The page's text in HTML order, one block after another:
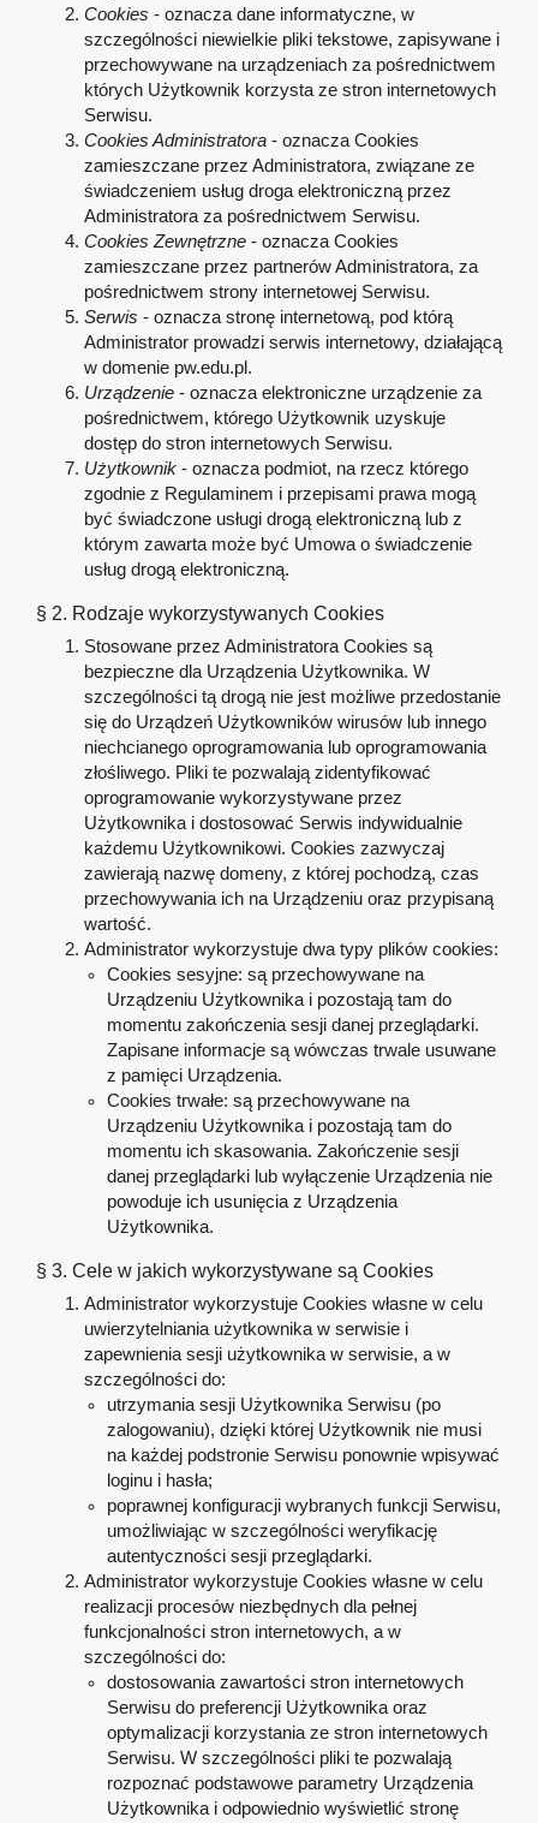
Cookies - oznacza dane informatyczne, w
szczególności niewielkie pliki tekstowe, zapisywane i
przechowywane na urządzeniach za pośrednictwem
których Użytkownik korzysta ze stron internetowych
Serwisu.
Cookies Administratora - oznacza Cookies
zamieszczane przez Administratora, związane ze
świadczeniem usług droga elektroniczną przez
Administratora za pośrednictwem Serwisu.
Cookies Zewnętrzne - oznacza Cookies
zamieszczane przez partnerów Administratora, za
pośrednictwem strony internetowej Serwisu.
Serwis - oznacza stronę internetową, pod którą
Administrator prowadzi serwis internetowy, działającą
w domenie pw.edu.pl.
Urządzenie - oznacza elektroniczne urządzenie za
pośrednictwem, którego Użytkownik uzyskuje
dostęp do stron internetowych Serwisu.
Użytkownik - oznacza podmiot, na rzecz którego
zgodnie z Regulaminem i przepisami prawa mogą
być świadczone usługi drogą elektroniczną lub z
którym zawarta może być Umowa o świadczenie
usług drogą elektroniczną.
§ 2. Rodzaje wykorzystywanych Cookies
Stosowane przez Administratora Cookies są
bezpieczne dla Urządzenia Użytkownika. W
szczególności tą drogą nie jest możliwe przedostanie
się do Urządzeń Użytkowników wirusów lub innego
niechcianego oprogramowania lub oprogramowania
złośliwego. Pliki te pozwalają zidentyfikować
oprogramowanie wykorzystywane przez
Użytkownika i dostosować Serwis indywidualnie
każdemu Użytkownikowi. Cookies zazwyczaj
zawierają nazwę domeny, z której pochodzą, czas
przechowywania ich na Urządzeniu oraz przypisaną
wartość.
Administrator wykorzystuje dwa typy plików cookies:
Cookies sesyjne: są przechowywane na
Urządzeniu Użytkownika i pozostają tam do
momentu zakończenia sesji danej przeglądarki.
Zapisane informacje są wówczas trwale usuwane
z pamięci Urządzenia.
Cookies trwałe: są przechowywane na
Urządzeniu Użytkownika i pozostają tam do
momentu ich skasowania. Zakończenie sesji
danej przeglądarki lub wyłączenie Urządzenia nie
powoduje ich usunięcia z Urządzenia
Użytkownika.
§ 3. Cele w jakich wykorzystywane są Cookies
Administrator wykorzystuje Cookies własne w celu
uwierzytelniania użytkownika w serwisie i
zapewnienia sesji użytkownika w serwisie, a w
szczególności do:
utrzymania sesji Użytkownika Serwisu (po
zalogowaniu), dzięki której Użytkownik nie musi
na każdej podstronie Serwisu ponownie wpisywać
loginu i hasła;
poprawnej konfiguracji wybranych funkcji Serwisu,
umożliwiając w szczególności weryfikację
autentyczności sesji przeglądarki.
Administrator wykorzystuje Cookies własne w celu
realizacji procesów niezbędnych dla pełnej
funkcjonalności stron internetowych, a w
szczególności do:
dostosowania zawartości stron internetowych
Serwisu do preferencji Użytkownika oraz
optymalizacji korzystania ze stron internetowych
Serwisu. W szczególności pliki te pozwalają
rozpoznać podstawowe parametry Urządzenia
Użytkownika i odpowiednio wyświetlić stronę